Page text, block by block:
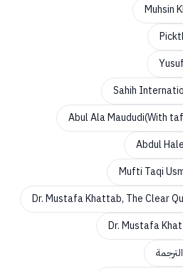
Muhsin
Sahih
Abul Ala Maududi(With
Abdul
Mufti Taqi
Dr. Mustafa Khattab, The Clear
Dr. Mustafa